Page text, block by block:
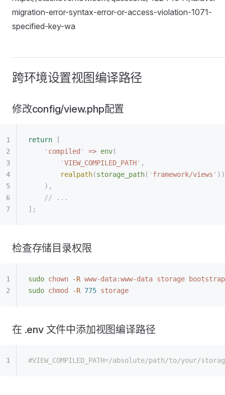
migration-error-syntax-error-or-access-violation-1071-
specified-key-wa
跨环境设置视图编译路径
修改config/view.php配置
return [
    '
compiled ' => env(
        '
VIEW_COMPILED_PATH' ,
        realpath
(storage_path( ' framework/views ' ))
    ),
    // ...
];
检查存储目录权限
sudo chown -R www-data:www-data storage
sudo chmod -R 775 storage
在 .env 文件中添加视图编译路径
#VIEW_COMPILED_PATH=/absolute/path/to/your/